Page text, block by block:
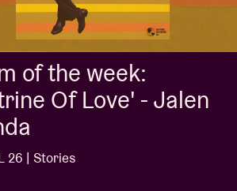
the week:
Of Love' - Jalen
Stories